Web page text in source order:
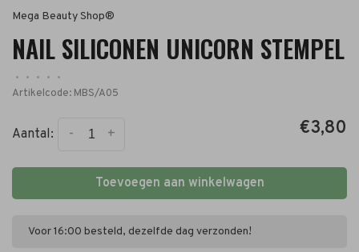
Mega Beauty Shop®
NAIL SILICONEN UNICORN STEMPEL
• • • •
•
Artikelcode: MBS/A05
Aantal: +
- €3,80
Toevoegen aan winkelwagen
Voor 16:00 besteld, dezelfde dag verzonden!